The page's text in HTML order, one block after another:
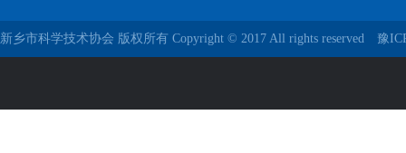
新乡市科学技术协会 版权所有 Copyright © 2017 All rights reserved 豫